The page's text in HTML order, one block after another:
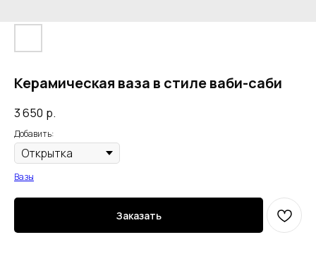
Керамическая ваза в стиле ваби-саби
3 650 р.
Добавить:
Вазы
Заказать